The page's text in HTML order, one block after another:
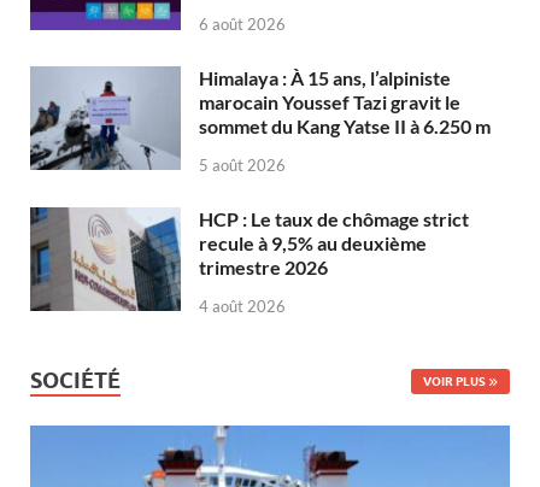
6 août 2026
Himalaya : À 15 ans, l’alpiniste
marocain Youssef Tazi gravit le
sommet du Kang Yatse II à 6.250 m
5 août 2026
HCP : Le taux de chômage strict
recule à 9,5% au deuxième
trimestre 2026
4 août 2026
SOCIÉTÉ VOIR PLUS